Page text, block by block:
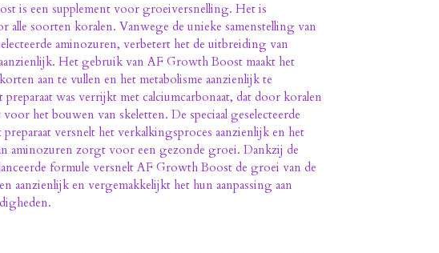
is een supplement voor groeiversnelling. Het is
alle soorten koralen. Vanwege de unieke samenstelling van
aminozuren, verbetert het de uitbreiding van
Het gebruik van AF Growth Boost maakt het
aan te vullen en het metabolisme aanzienlijk te
was verrijkt met calciumcarbonaat, dat door koralen
het bouwen van skeletten. De speciaal geselecteerde
versnelt het verkalkingsproces aanzienlijk en het
aminozuren zorgt voor een gezonde groei. Dankzij de
formule versnelt AF Growth Boost de groei van de
aanzienlijk en vergemakkelijkt het hun aanpassing aan